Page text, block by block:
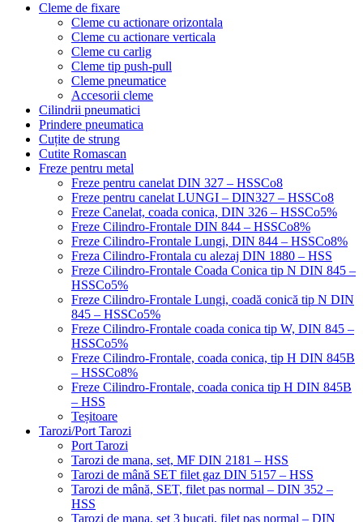
Cleme de fixare
Cleme cu actionare orizontala
Cleme cu actionare verticala
Cleme cu carlig
Cleme tip push-pull
Cleme pneumatice
Accesorii cleme
Cilindrii pneumatici
Prindere pneumatica
Cuțite de strung
Cutite Romascan
Freze pentru metal
Freze pentru canelat DIN 327 – HSSCo8
Freze pentru canelat LUNGI – DIN327 – HSSCo8
Freze Canelat, coada conica, DIN 326 – HSSCo5%
Freze Cilindro-Frontale DIN 844 – HSSCo8%
Freze Cilindro-Frontale Lungi, DIN 844 – HSSCo8%
Freza Cilindro-Frontala cu alezaj DIN 1880 – HSS
Freze Cilindro-Frontale Coada Conica tip N DIN 845 –
HSSCo5%
Freze Cilindro-Frontale Lungi, coadă conică tip N DIN
845 – HSSCo5%
Freze Cilindro-Frontale coada conica tip W, DIN 845 –
HSSCo5%
Freze Cilindro-Frontale, coada conica, tip H DIN 845B
– HSSCo8%
Freze Cilindro-Frontale, coada conica tip H DIN 845B
– HSS
Teșitoare
Tarozi/Port Tarozi
Port Tarozi
Tarozi de mana, set, MF DIN 2181 – HSS
Tarozi de mână SET filet gaz DIN 5157 – HSS
Tarozi de mână, SET, filet pas normal – DIN 352 –
HSS
Tarozi de mana, set 3 bucati, filet pas normal – DIN